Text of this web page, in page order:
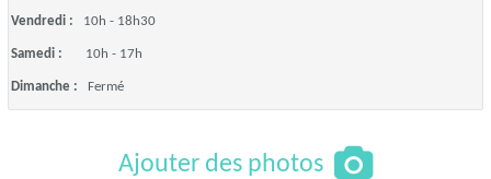
Vendredi : 10h - 18h30
Samedi : 10h - 17h
Dimanche : Fermé
Ajouter des photos